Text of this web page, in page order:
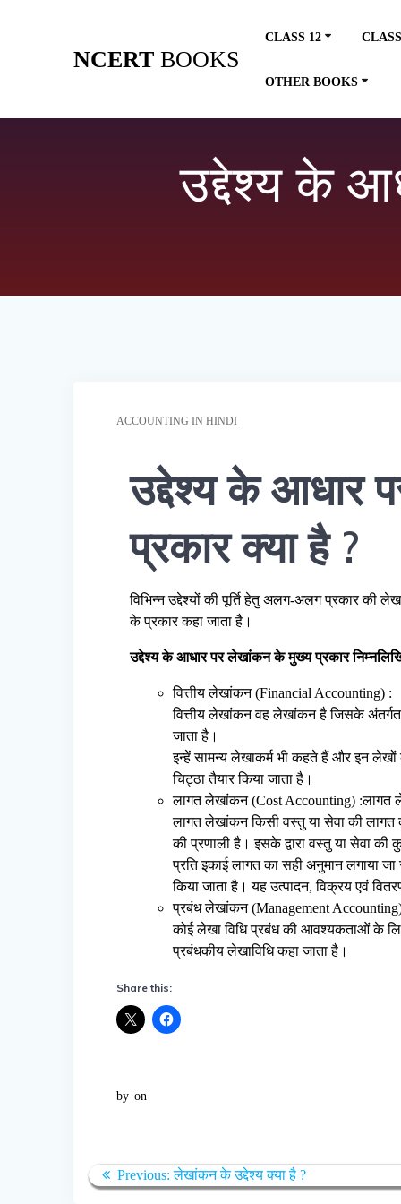
NCERT BOOKS
CLASS 12
OTHER BOOKS
उद्देश्य के
ACCOUNTING IN HINDI
उद्देश्य के आधार
प्रकार क्या है ?
विभिन्न उद्देश्यों की पूर्ति हेतु अलग-अलग प्रकार की
के प्रकार कहा जाता है।
उद्देश्य के आधार पर लेखांकन के मुख्य प्रकार
वित्तीय लेखांकन (Financial Accounting) :
वित्तीय लेखांकन वह लेखांकन है जिसके अंतर्गत
जाता है।
इन्हें सामन्य लेखाकर्म भी कहते हैं और इन
चिट्ठा तैयार किया जाता है।
लागत लेखांकन (Cost Accounting) :लागत
लागत लेखांकन किसी वस्तु या सेवा की लागत
की प्रणाली है। इसके द्वारा वस्तु या सेवा की
प्रति इकाई लागत का सही अनुमान लगाया
किया जाता है। यह उत्पादन, विक्रय एवं
प्रबंध लेखांकन (Management
कोई लेखा विधि प्रबंध की आवश्यकताओं के
प्रबंधकीय लेखाविधि कहा जाता है।
Share this:
by on
Post
Previous: Previous
post:
लेखांकन के उद्देश्य क्या है ?